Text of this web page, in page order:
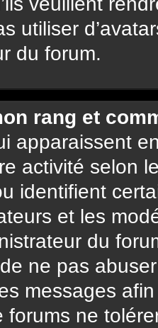
utiliser
du forum.
rang et
apparaissent
activité selon
identifient
et les
du
ne pas
messages
forums ne